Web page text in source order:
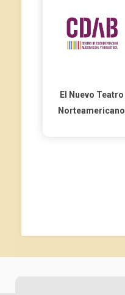
El Nuevo Teatro
Norteamericano